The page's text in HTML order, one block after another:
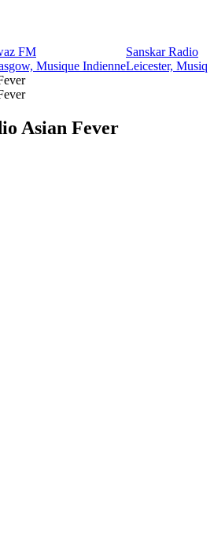
FM
Musique Indienne
Sanskar Radio
Leicester,
Asian Fever